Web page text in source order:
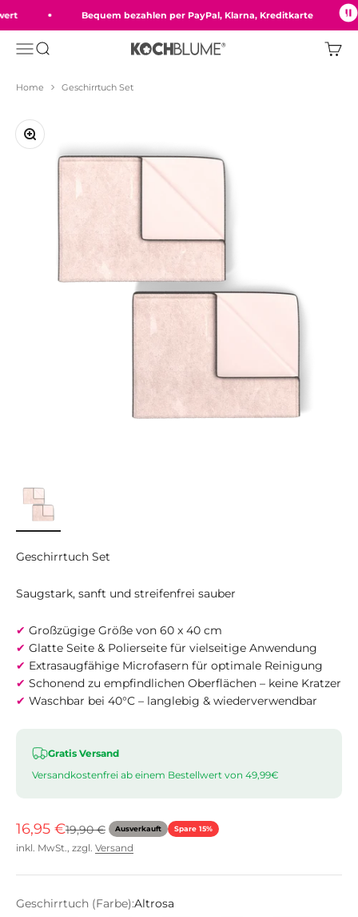
Bequem bezahlen per PayPal, Klarna, Kreditkarte
MenüSuche Kochblume GmbH
Home Geschirrtuch Set
Bild vergrößern
Geschirrtuch Set
Saugstark, sanft und streifenfrei sauber
✔ Großzügige Größe von 60 x 40 cm
✔ Glatte Seite & Polierseite für vielseitige Anwendung
✔ Extrasaugfähige Microfasern für optimale Reinigung
✔ Schonend zu empfindlichen Oberflächen – keine Kratzer
✔ Waschbar bei 40°C – langlebig & wiederverwendbar
Gratis Versand
Versandkostenfrei ab einem Bestellwert von 49,99€
Angebot
16,95 €Regulärer Preis
19,90 € Ausverkauft Spare 15%
inkl. MwSt., zzgl. Versand
Geschirrtuch (Farbe):Altrosa